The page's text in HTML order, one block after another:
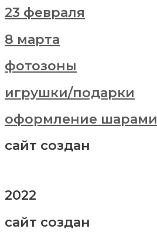
23 февраля
8 марта
фотозоны
игрушки/подарки
оформление шарами
сайт создан
2022
сайт создан